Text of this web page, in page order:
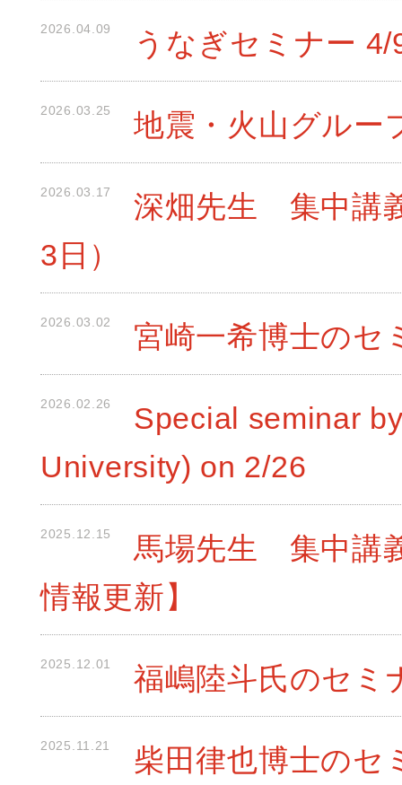
2026.04.09 うなぎセミナー 4/
2026.03.25 地震・火山グルー
2026.03.17
深畑先生 集中講
3日）
2026.03.02 宮崎一希博士のセ
2026.02.26
Special seminar
University) on 2/26
2025.12.15
馬場先生 集中講
情報更新】
2025.12.01 福嶋陸斗氏のセミ
2025.11.21 柴田律也博士のセ